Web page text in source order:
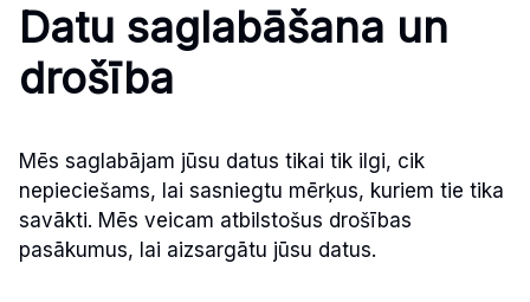
Datu saglabāšana un
drošība
Mēs saglabājam jūsu datus tikai tik ilgi, cik
nepieciešams, lai sasniegtu mērķus, kuriem tie tika
savākti. Mēs veicam atbilstošus drošības
pasākumus, lai aizsargātu jūsu datus.